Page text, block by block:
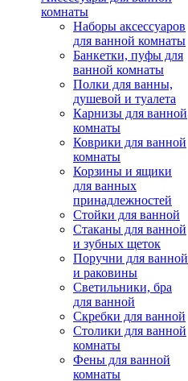
комнаты
Наборы аксессуаров
для ванной комнаты
Банкетки, пуфы для
ванной комнаты
Полки для ванны,
душевой и туалета
Карнизы для ванной
комнаты
Коврики для ванной
комнаты
Корзины и ящики
для ванных
принадлежностей
Стойки для ванной
Стаканы для ванной
и зубных щеток
Поручни для ванной
и раковины
Светильники, бра
для ванной
Скребки для ванной
Столики для ванной
комнаты
Фены для ванной
комнаты